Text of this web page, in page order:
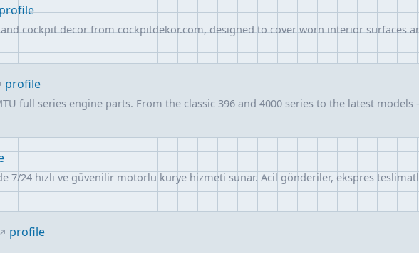
cockpit decor from cockpitdekor.com, designed to cover worn interior surfaces
profile
full series engine parts. From the classic 396 and 4000 series to the latest
7/24 hızlı ve güvenilir motorlu kurye hizmeti sunar. Acil gönderiler, ekspres
profile